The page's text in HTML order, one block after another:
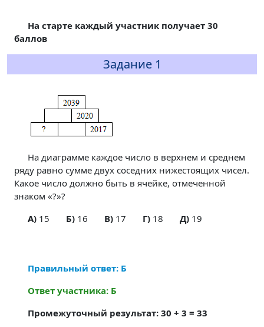
На старте каждый участник получает 30
баллов
Задание 1
На диаграмме каждое число в верхнем и среднем
ряду равно сумме двух соседних нижестоящих чисел.
Какое число должно быть в ячейке, отмеченной
знаком «?»?
A)15 Б)16 В)17 Г)18 Д)19
Правильный ответ: Б
Ответ участника: Б
Промежуточный результат: 30 + 3 = 33